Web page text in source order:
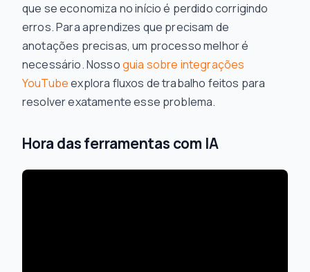
que se economiza no início é perdido corrigindo
erros. Para aprendizes que precisam de
anotações precisas, um processo melhor é
necessário. Nossoguia sobre integrações
YouTubeexplora fluxos de trabalho feitos para
resolver exatamente esse problema.
Hora das ferramentas com IA